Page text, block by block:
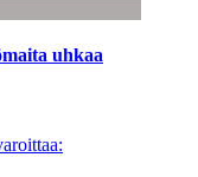
uhkaa